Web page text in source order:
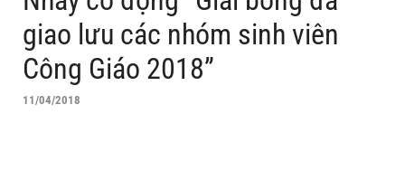
giao lưu các nhóm sinh viên
Công Giáo 2018”
11/04/2018